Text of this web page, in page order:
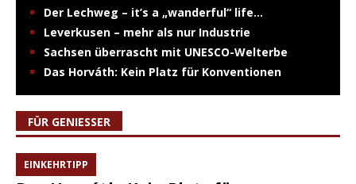
Der Lechweg – it’s a „wanderful“ life…
Leverkusen – mehr als nur Industrie
Sachsen überrascht mit UNESCO-Welterbe
Das Horváth: Kein Platz für Konventionen
FÜR GENIESSER
EINKEHRTIPP